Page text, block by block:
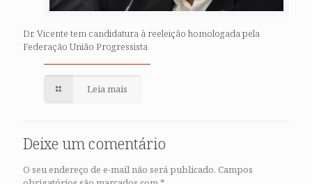
Dr. Vicente tem candidatura à reeleição homologada pela
Federação União Progressista
Leia mais
Deixe um comentário
O seu endereço de e-mail não será publicado. Campos